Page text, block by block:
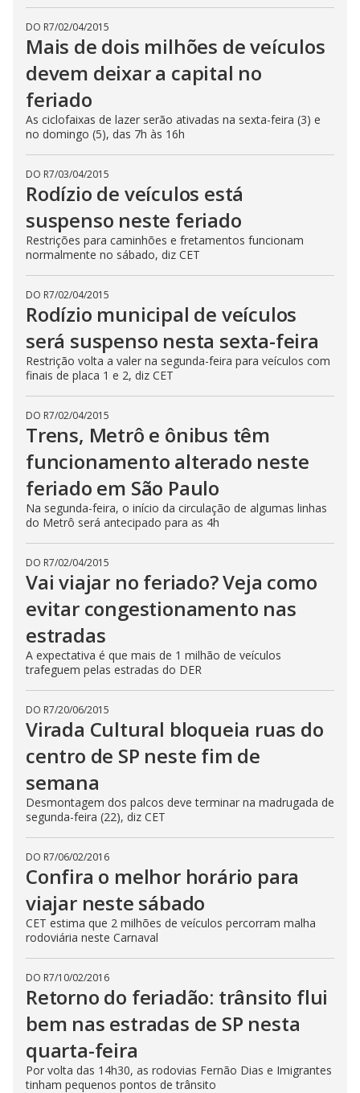
DO R7/02/04/2015
Mais de dois milhões de veículos
devem deixar a capital no
feriado
As ciclofaixas de lazer serão ativadas na sexta-feira (3) e
no domingo (5), das 7h às 16h
DO R7/03/04/2015
Rodízio de veículos está
suspenso neste feriado
Restrições para caminhões e fretamentos funcionam
normalmente no sábado, diz CET
DO R7/02/04/2015
Rodízio municipal de veículos
será suspenso nesta sexta-feira
Restrição volta a valer na segunda-feira para veículos com
finais de placa 1 e 2, diz CET
DO R7/02/04/2015
Trens, Metrô e ônibus têm
funcionamento alterado neste
feriado em São Paulo
Na segunda-feira, o início da circulação de algumas linhas
do Metrô será antecipado para as 4h
DO R7/02/04/2015
Vai viajar no feriado? Veja como
evitar congestionamento nas
estradas
A expectativa é que mais de 1 milhão de veículos
trafeguem pelas estradas do DER
DO R7/20/06/2015
Virada Cultural bloqueia ruas do
centro de SP neste fim de
semana
Desmontagem dos palcos deve terminar na madrugada de
segunda-feira (22), diz CET
DO R7/06/02/2016
Confira o melhor horário para
viajar neste sábado
CET estima que 2 milhões de veículos percorram malha
rodoviária neste Carnaval
DO R7/10/02/2016
Retorno do feriadão: trânsito flui
bem nas estradas de SP nesta
quarta-feira
Por volta das 14h30, as rodovias Fernão Dias e Imigrantes
tinham pequenos pontos de trânsito